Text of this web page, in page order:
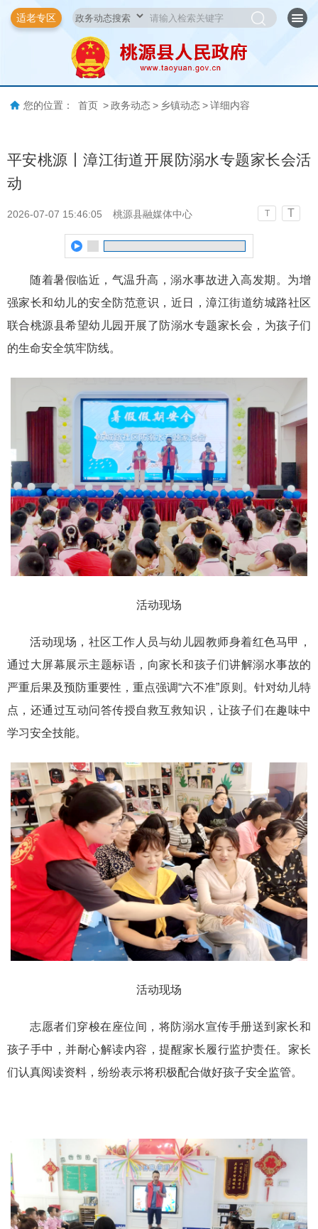
适老专区
您的位置： 首页 > 政务动态 > 乡镇动态 > 详细内容
平安桃源丨漳江街道开展防溺水专题家长会活
动
2026-07-07 15:46:05 桃源县融媒体中心 T T
随着暑假临近，气温升高，溺水事故进入高发期。为增
强家长和幼儿的安全防范意识，近日，漳江街道纺城路社区
联合桃源县希望幼儿园开展了防溺水专题家长会，为孩子们
的生命安全筑牢防线。
活动现场
活动现场，社区工作人员与幼儿园教师身着红色马甲，
通过大屏幕展示主题标语，向家长和孩子们讲解溺水事故的
严重后果及预防重要性，重点强调“六不准”原则。针对幼儿特
点，还通过互动问答传授自救互救知识，让孩子们在趣味中
学习安全技能。
活动现场
志愿者们穿梭在座位间，将防溺水宣传手册送到家长和
孩子手中，并耐心解读内容，提醒家长履行监护责任。家长
们认真阅读资料，纷纷表示将积极配合做好孩子安全监管。